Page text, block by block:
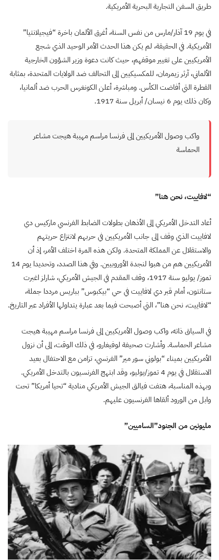
طريق السفن التجارية البحرية الأمريكية.
في يوم 19 آذار/مارس من نفس السنة، أغرق الألمان باخرة “فيجيلانتيا”
الأمريكية. في الحقيقة، لم يكن هذا الحدث الأمر الوحيد الذي شجع
الأمريكيين على تغيير موقفهم، حيث كانت دعوة وزير الشؤون الخارجية
الألماني، آرثر زيمرمان، للمكسيكيين إلى التحالف ضد الولايات المتحدة، بمثابة
القطرة التي أفاضت الكأس. ومباشرة، أعلن الكونغرس الحرب ضد ألمانيا،
وكان ذلك يوم 6 نيسان/ أبريل سنة 1917.
واكب وصول الأمريكيين إلى فرنسا مراسم مهيبة هيجت مشاعر
الحماسة
“لافاييت، نحن هنا”
أعاد التدخل الأمريكي إلى الأذهان بطولات الضابط الفرنسي ماركيس دي
لافاييت الذي وقف إلى جانب الأمريكيين في حربهم لانتزاع حريتهم
والاستقلال عن المملكة المتحدة. ولكن هذه المرة اختلف الأمر، إذ أن
الأمريكيين هم من هبوا لنجدة الأوروبيين. وفي هذا الصدد، وتحديدا يوم 14
تموز/ يوليو سنة 1917، وقف المقدم في الجيش الأمريكي، شارلز اغبرت
ستانتون، أمام قبر دي لافاييت في حي “بيكبوس” بباريس مرددا جملة،
“لافاييت، نحن هنا”، التي أصبحت فيما بعد عبارة يتداولها الأفراد عبر التاريخ.
في السياق ذاته، واكب وصول الأمريكيين إلى فرنسا مراسم مهيبة هيجت
مشاعر الحماسة. وأشارت صحيفة لوفيغارو، في ذلك الوقت، إلى أن نزول
الأمريكيين بميناء “بولوني سور مير” الفرنسي، تزامن مع الاحتفال بعيد
الاستقلال في يوم 4 تموز/يوليو، وقد ابتهج الفرنسيون بالتدخل الأمريكي.
وبهذه المناسبة، هتفت فيالق الجيش الأمريكي منادية “تحيا أمريكا” تحت
وابل من الورود ألقاها الفرنسيون عليهم.
مليونين من الجنود”الساميين”